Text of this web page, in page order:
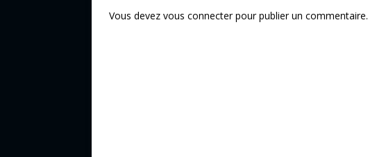
Vous devez vous connecterpour publier un commentaire.